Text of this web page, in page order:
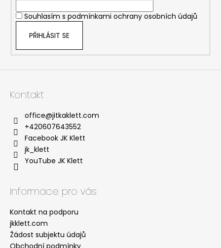
r
ý
Souhlasím s podmínkami ochrany osobních údajů
PŘIHLÁSIT SE
Kontakt
office@jitkaklett.com
+420607643552
Facebook JK Klett
jk_klett
YouTube JK Klett
Informace pro vás
Kontakt na podporu
jkklett.com
Žádost subjektu údajů